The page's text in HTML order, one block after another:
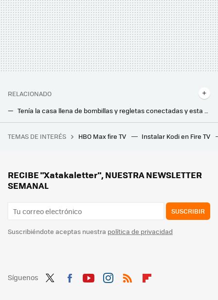
RELACIONADO
Tenía la casa llena de bombillas y regletas conectadas y esta marca me ha dejado sin app en Android y en iPhone. Esta ha sido mi experiencia
Aunque Alexa necesita inteligencia artificial con urgencia, tendrá que esperar: Amazon tiene problemas, según Bloomberg
Tormenta perfecta en Spotify: tras perseguir a los usuarios del APK Premium, ahora oye anuncios por error hasta quien sí paga
TEMAS DE INTERÉS HBO Max fire TV Instalar Kodi en Fire TV
RECIBE "Xatakaletter", NUESTRA NEWSLETTER
SEMANAL
SUSCRIBIR
Suscribiéndote aceptas nuestra política de privacidad
Síguenos